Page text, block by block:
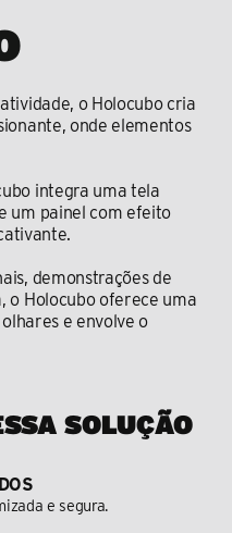
o Holocubo cria
onde elementos
integra uma tela
um painel com efeito
demonstrações de
o Holocubo oferece uma
e envolve o
SOLUÇÃO
e segura.